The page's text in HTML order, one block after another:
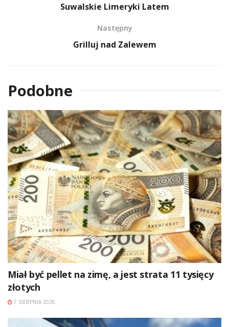
Suwalskie Limeryki Latem
Następny
Grilluj nad Zalewem
Podobne
Miał być pellet na zimę, a jest strata 11 tysięcy
złotych
7 SIERPNIA 2026